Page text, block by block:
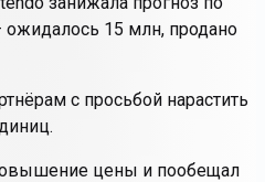
15 млн, продано
с просьбой нарастить
цены и пообещал